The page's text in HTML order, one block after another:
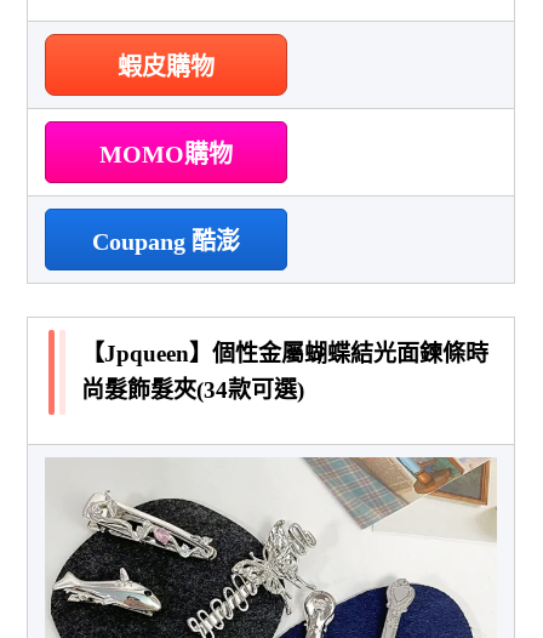
蝦皮購物
MOMO購物
Coupang 酷澎
【Jpqueen】個性金屬蝴蝶結光面鍊條時
尚髮飾髮夾(34款可選)